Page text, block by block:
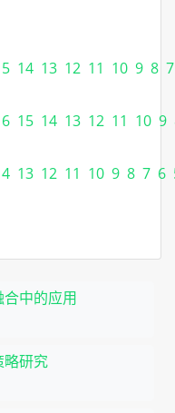
14 13 12 11 10 9 8 7
15 14 13 12 11 10 9
13 12 11 10 9 8 7 6
中的应用
略研究